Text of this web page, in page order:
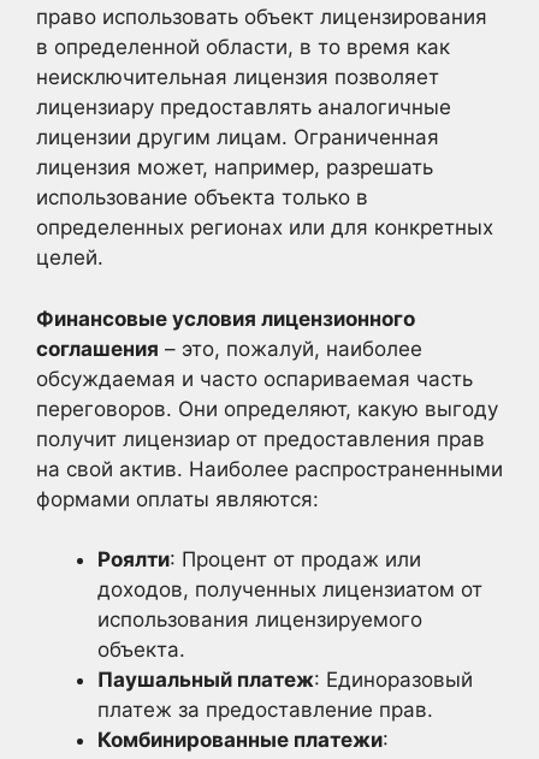
право использовать объект лицензирования
в определенной области, в то время как
неисключительная лицензия позволяет
лицензиару предоставлять аналогичные
лицензии другим лицам. Ограниченная
лицензия может, например, разрешать
использование объекта только в
определенных регионах или для конкретных
целей.
Финансовые условия лицензионного
соглашения – это, пожалуй, наиболее
обсуждаемая и часто оспариваемая часть
переговоров. Они определяют, какую выгоду
получит лицензиар от предоставления прав
на свой актив. Наиболее распространенными
формами оплаты являются:
Роялти: Процент от продаж или
доходов, полученных лицензиатом от
использования лицензируемого
объекта.
Паушальный платеж: Единоразовый
платеж за предоставление прав.
Комбинированные платежи: